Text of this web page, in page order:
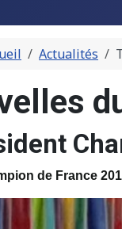
Actualités
de France